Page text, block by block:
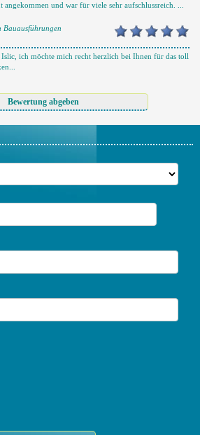
angekommen und war für viele sehr aufschlussreich. ...
Bauausführungen
Islic, ich möchte mich recht herzlich bei Ihnen für das toll